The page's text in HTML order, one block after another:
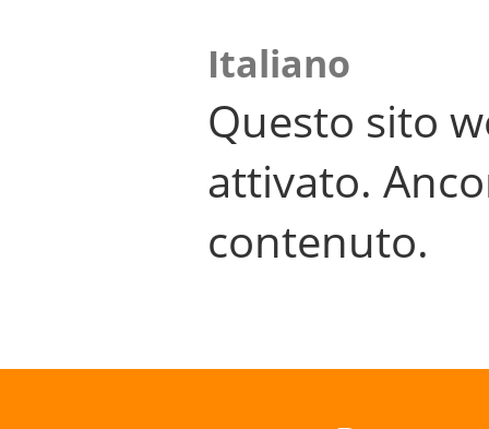
Italiano
Questo sito
attivato.
contenuto.